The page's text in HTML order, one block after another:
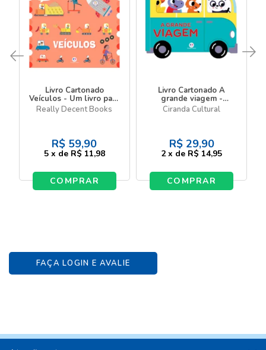
Livro Cartonado
Veículos - Um livro para
destacar e montar
Really Decent Books
R$ 59,90
5 x de R$ 11,98
COMPRAR
Livro Cartonado A
grande viagem -
Veículos divertidos
Ciranda Cultural
R$ 29,90
2 x de R$ 14,95
COMPRAR
FAÇA LOGIN E AVALIE